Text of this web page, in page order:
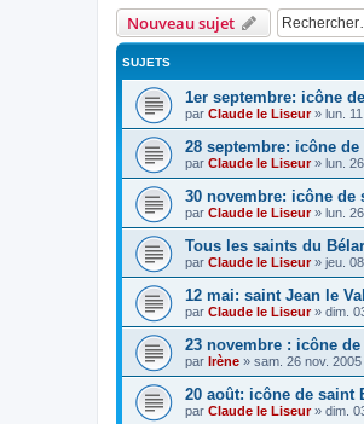
Nouveau sujet
SUJETS
1er septembre: icône
par Claude le Liseur» lun.
28 septembre: icône
par Claude le Liseur» lun.
30 novembre: icône de
par Claude le Liseur» lun.
Tous les saints du
par Claude le Liseur» jeu.
12 mai: saint Jean le
par Claude le Liseur» dim.
23 novembre : icône
par Irène » sam. 26 nov.
20 août: icône de saint
par Claude le Liseur» dim.